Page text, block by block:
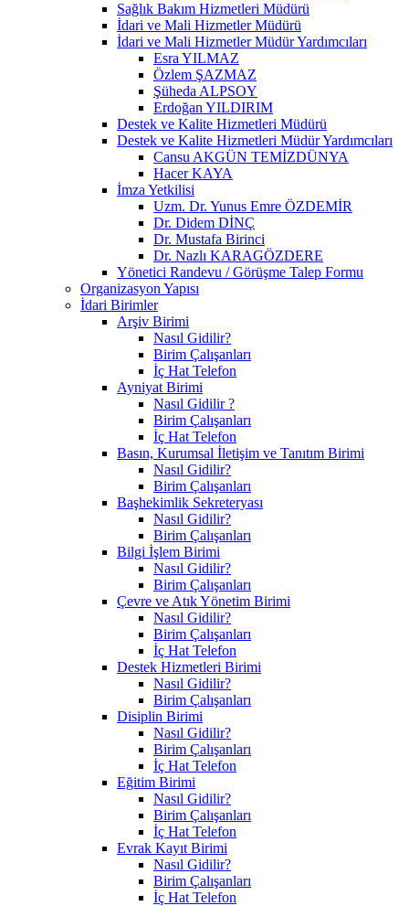
Sağlık Bakım Hizmetleri Müdürü
İdari ve Mali Hizmetler Müdürü
İdari ve Mali Hizmetler Müdür Yardımcıları
Esra YILMAZ
Özlem ŞAZMAZ
Şüheda ALPSOY
Erdoğan YILDIRIM
Destek ve Kalite Hizmetleri Müdürü
Destek ve Kalite Hizmetleri Müdür Yardımcıları
Cansu AKGÜN TEMİZDÜNYA
Hacer KAYA
İmza Yetkilisi
Uzm. Dr. Yunus Emre ÖZDEMİR
Dr. Didem DİNÇ
Dr. Mustafa Birinci
Dr. Nazlı KARAGÖZDERE
Yönetici Randevu / Görüşme Talep Formu
Organizasyon Yapısı
İdari Birimler
Arşiv Birimi
Nasıl Gidilir?
Birim Çalışanları
İç Hat Telefon
Ayniyat Birimi
Nasıl Gidilir ?
Birim Çalışanları
İç Hat Telefon
Basın, Kurumsal İletişim ve Tanıtım Birimi
Nasıl Gidilir?
Birim Çalışanları
Başhekimlik Sekreteryası
Nasıl Gidilir?
Birim Çalışanları
Bilgi İşlem Birimi
Nasıl Gidilir?
Birim Çalışanları
Çevre ve Atık Yönetim Birimi
Nasıl Gidilir?
Birim Çalışanları
İç Hat Telefon
Destek Hizmetleri Birimi
Nasıl Gidilir?
Birim Çalışanları
Disiplin Birimi
Nasıl Gidilir?
Birim Çalışanları
İç Hat Telefon
Eğitim Birimi
Nasıl Gidilir?
Birim Çalışanları
İç Hat Telefon
Evrak Kayıt Birimi
Nasıl Gidilir?
Birim Çalışanları
İç Hat Telefon